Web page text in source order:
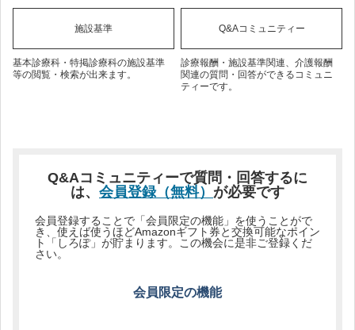
施設基準
基本診療科・特掲診療科の施設基準
等の閲覧・検索が出来ます。
Q&Aコミュニティー
診療報酬・施設基準関連、介護報酬
関連の質問・回答ができるコミュニ
ティーです。
Q&Aコミュニティーで質問・回答するに
は、 会員登録（無料） が必要です
会員登録することで「会員限定の機能」を使うことがで
き、使えば使うほどAmazonギフト券と交換可能なポイン
ト「しろぽ」が貯まります。この機会に是非ご登録くだ
さい。
会員限定の機能